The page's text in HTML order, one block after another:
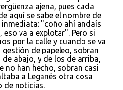
ajena, pues cada
aquí se sabe el nombre de
inmediata: "coño ahí andaís
eso va a explotar". Pero si
por la calle y cuando se va
gestión de papeleo, sobran
de abajo, y de los de arriba,
no han hecho, sobran casi
a Leganés otra cosa
de noticias.